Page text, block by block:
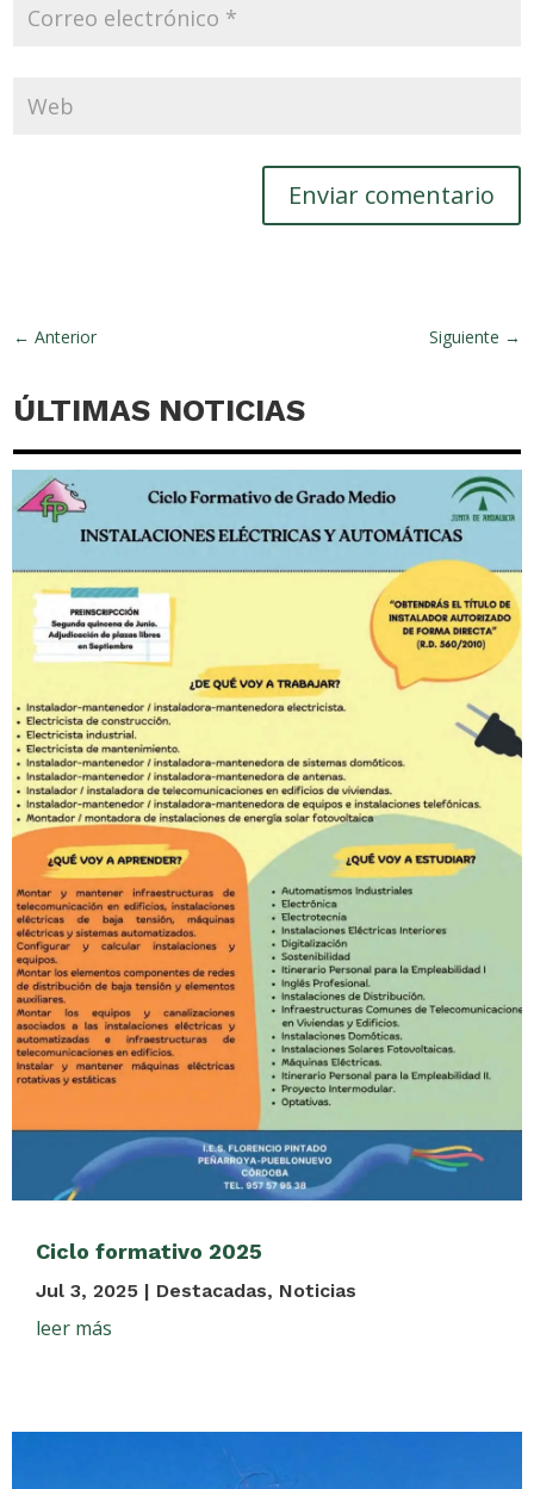
Enviar comentario
←Anterior Siguiente →
ÚLTIMAS NOTICIAS
Ciclo formativo 2025
Jul 3, 2025 | Destacadas, Noticias
leer más